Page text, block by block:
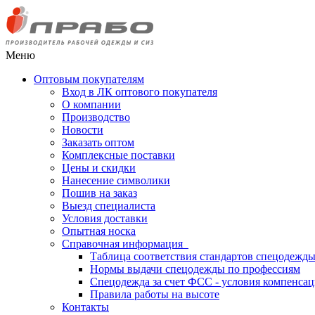
Меню
Оптовым покупателям
Вход в ЛК оптового покупателя
О компании
Производство
Новости
Заказать оптом
Комплексные поставки
Цены и скидки
Нанесение символики
Пошив на заказ
Выезд специалиста
Условия доставки
Опытная носка
Справочная информация
Таблица соответствия стандартов спецодежды
Нормы выдачи спецодежды по профессиям
Спецодежда за счет ФСС - условия
Правила работы на высоте
Контакты